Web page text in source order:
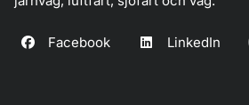
Facebook LinkedIn